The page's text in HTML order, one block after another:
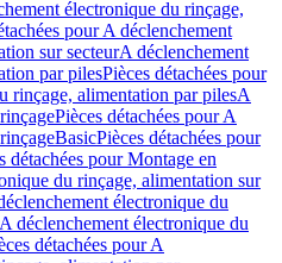
électronique du rinçage,
pour A déclenchement
sur secteurA déclenchement
par pilesPièces détachées pour
rinçage, alimentation par pilesA
Pièces détachées pour A
BasicPièces détachées pour
détachées pour Montage en
du rinçage, alimentation sur
électronique du
A déclenchement électronique du
détachées pour A